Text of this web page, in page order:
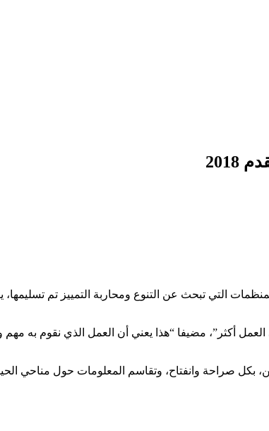
التي تبحث عن التنوع ومحاربة التمييز تم تسليمها،
أكثر”، مضيفا “هذا يعني أن العمل الذي نقوم به مهم
بكل صراحة وانفتاح، وتقاسم المعلومات حول مناحي